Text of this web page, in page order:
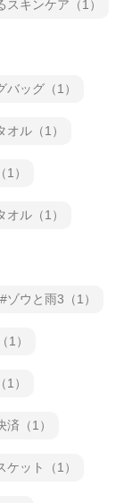
スキンケア（1）
バッグ（1）
ル（1）
）
ル（1）
ゾウと雨3（1）
1）
1）
済（1）
ケット（1）